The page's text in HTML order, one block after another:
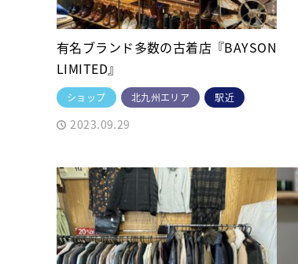
有名ブランド多数の古着店『BAYSON
LIMITED』
ショップ 北九州エリア 駅近
2023.09.29